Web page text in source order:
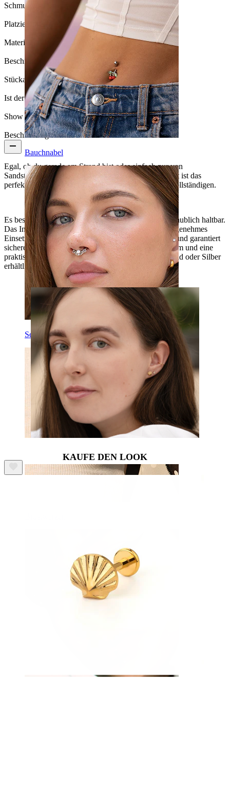
Bauchnabel
Septum
Schmuckart: Labret, Flatback
Platzierung: Tragus, Ohrläppchen, Helix, Lippen
Material:
Beschichtungsart: PVD-Beschichtung
Stückanzahl:1
Ist der Schmuck beschichtet?:Ja, ganzer Schmuck
Show pair option:Ja
Beschreibung
Egal, ob du gerade am Strand bist oder einfach nur von
Sandstränden träumst, dieses hübsche Muschel-Labret ist das
perfekte Accessoire, um deinen Sommerlook zu vervollständigen.
Es besteht aus Titan, ist hypoallergen, leicht und unglaublich haltbar.
Das Innengewinde sorgt für ein problemloses und angenehmes
Einsetzen, reduziert das Risiko von Gewebeschäden und garantiert
sicheren Verschluss. Es hat eine Stabstärke von 1,2 mm und eine
praktische Länge von 8 mm und ist in den Farben Gold oder Silber
erhältlich.
KAUFE DEN LOOK